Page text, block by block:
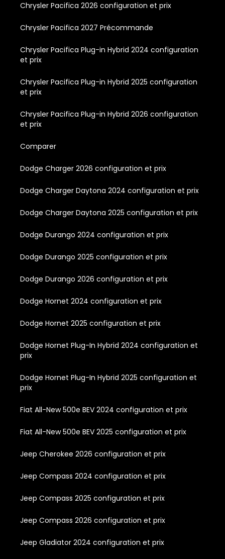
Chrysler Pacifica 2026 configuration et prix
Chrysler Pacifica 2027 Précommande
Chrysler Pacifica Plug-in Hybrid 2024 configuration
et prix
Chrysler Pacifica Plug-in Hybrid 2025 configuration
et prix
Chrysler Pacifica Plug-in Hybrid 2026 configuration
et prix
Comparer
Dodge Charger 2026 configuration et prix
Dodge Charger Daytona 2024 configuration et prix
Dodge Charger Daytona 2025 configuration et prix
Dodge Durango 2024 configuration et prix
Dodge Durango 2025 configuration et prix
Dodge Durango 2026 configuration et prix
Dodge Hornet 2024 configuration et prix
Dodge Hornet 2025 configuration et prix
Dodge Hornet Plug-In Hybrid 2024 configuration et
prix
Dodge Hornet Plug-In Hybrid 2025 configuration et
prix
Fiat All-New 500e BEV 2024 configuration et prix
Fiat All-New 500e BEV 2025 configuration et prix
Jeep Cherokee 2026 configuration et prix
Jeep Compass 2024 configuration et prix
Jeep Compass 2025 configuration et prix
Jeep Compass 2026 configuration et prix
Jeep Gladiator 2024 configuration et prix